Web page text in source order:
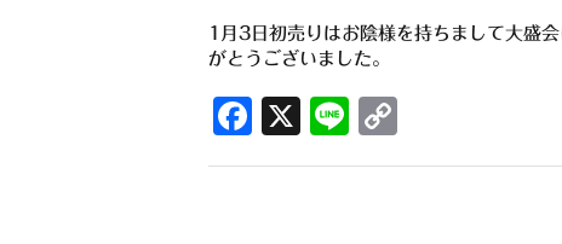
1月3日初売りはお陰様を持ちまして大盛
がとうございました。
F
X
Li